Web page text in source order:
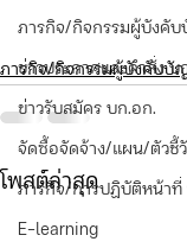
ภารกิจ/กิจกรรมผู้บังคั
ข่าวประกาศและคำสั่ง บ
ข่าวรับสมัคร บก.อก.
จัดซื้อจัดจ้าง/แผน/ตัวชี้
ภารกิจ/การปฏิบัติหน้าที่
E-learning
ภารกิจ/กิจกรรมผู้บังคับบั
โพสต์ล่าสุด